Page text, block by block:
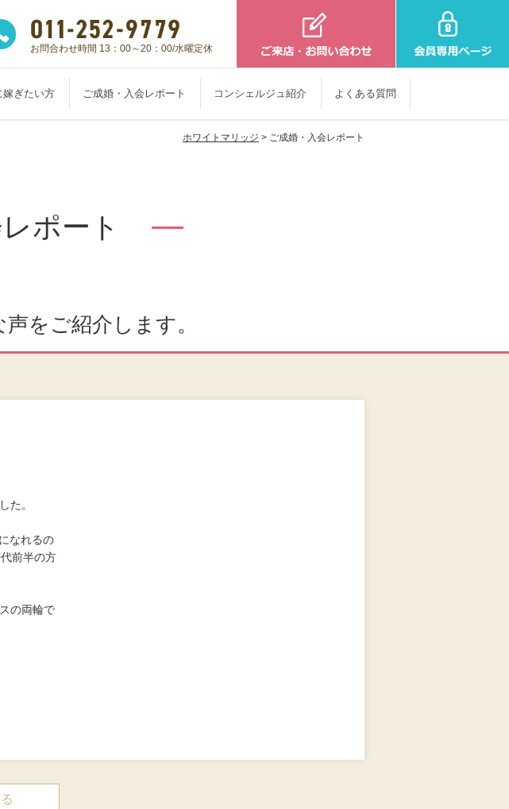
お問合わせ時間 13：00～20：00/水曜定休
嫁ぎたい方 ご成婚・入会レポート コンシェルジュ紹介 よくある質問
ホワイトマリッジ > ご成婚・入会レポート
ポート
をご紹介します。
た。
なれるの
前半の方
の両輪で